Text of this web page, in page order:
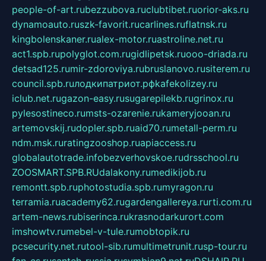
people-of-art.rubezzubova.ruclubtibet.ruorior-aks.ru
dynamoauto.ruszk-favorit.rucarlines.ruflatnsk.ru
kingbolenskaner.rualex-motor.ruastroline.net.ru
act1.spb.rupolyglot.com.rugidlipetsk.ruooo-driada.ru
detsad125.rumir-zdoroviya.rubruslanovo.rusiterem.ru
council.spb.ruлодкипатриот.рфkafekolizey.ru
iclub.net.rugazon-easy.rusugarepilekb.rugrinox.ru
pylesostineco.rumsts-ozarenie.rukameryjooan.ru
artemovskij.rudopler.spb.ruaid70.rumetall-perm.ru
ndm.msk.ruratingzooshop.ruapiaccess.ru
globalautotrade.infobezverhovskoe.rudrsschool.ru
ZOOSMART.SPB.RUdalakony.rumedikijob.ru
remontt.spb.ruphotostudia.spb.rumyragon.ru
terramia.ruacademy62.rugardengallereya.rurti.com.ru
artem-news.rubiserinca.rukrasnodarkurort.com
imshowtv.rumebel-v-tule.rumobtopik.ru
pcsecurity.net.rutool-sib.rumultimetrunit.rusp-tour.ru